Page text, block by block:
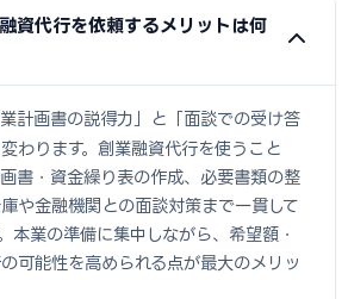
資代行を依頼するメリットは何
計画書の説得力」と「面談での受け答
わります。創業融資代行を使うこと
書・資金繰り表の作成、必要書類の整
や金融機関との面談対策まで一貫して
本業の準備に集中しながら、希望額・
可能性を高められる点が最大のメリッ